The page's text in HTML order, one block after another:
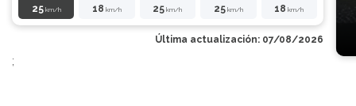
25km/h
18 km/h
25 km/h
25km/h
18 km/h
Última actualización: 07/08/2026
;